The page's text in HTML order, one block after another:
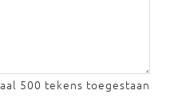
500 tekens toegestaan